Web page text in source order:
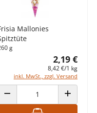
Mallonies
g
2,19 €
8,42 €/1 kg
inkl. MwSt., zzgl. Versand
ANZAHL VERRINGERN ANZAHL